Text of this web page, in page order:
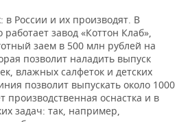
в России и их производят. В
завод «Коттон Клаб»,
заем в 500 млн рублей на
позволит наладить выпуск
влажных салфеток и детских
позволит выпускать около 1000
производственная оснастка и в
задач: так, например,